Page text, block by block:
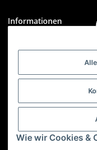
Wie wir Cookies &
Informationen
Gesetzliche
Kategorien
Für Custom Anfragen
custom@htr-shop.com